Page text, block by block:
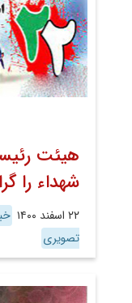
هیئت
شهداء را
۲۲ اسفند ۱۴۰۰
تصویری